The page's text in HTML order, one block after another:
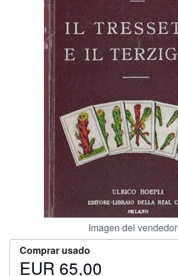
Arte y coleccionismo
Vendedores
Comenzar a vender
CERRAR
Imagen del vendedor
Comprar usado
Precio
EUR 65,00